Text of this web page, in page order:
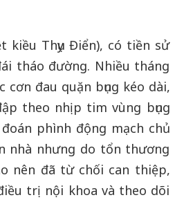
kiều Thụy Điển), có tiền sử
tháo đường. Nhiều tháng
cơn đau quặn bụng kéo dài,
theo nhịp tim vùng bụng
phình động mạch chủ
nhà nhưng do tổn thương
nên đã từ chối can thiệp,
trị nội khoa và theo dõi